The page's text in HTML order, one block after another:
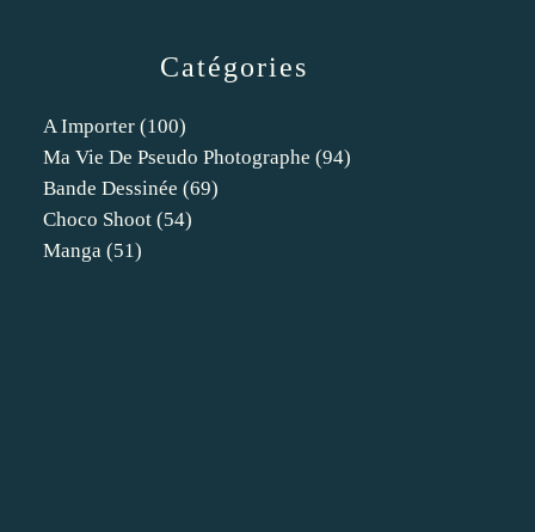
Catégories
A Importer (100)
Ma Vie De Pseudo Photographe (94)
Bande Dessinée (69)
Choco Shoot (54)
Manga (51)